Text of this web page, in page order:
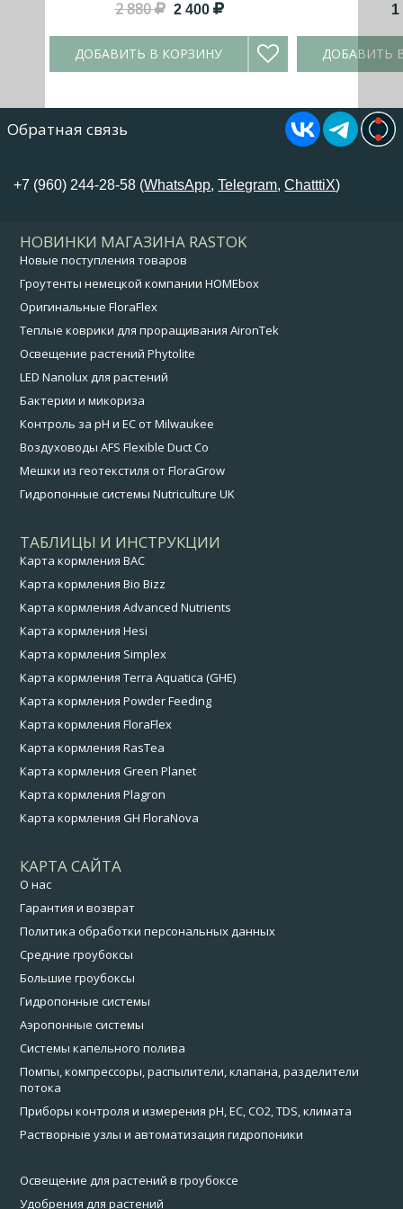
2 880 2 400
ДОБАВИТЬ В КОРЗИНУ ДОБАВИТЬ
Обратная связь
+7 (960) 244-28-58 (WhatsApp,Telegram,ChatttiX)
НОВИНКИ МАГАЗИНА RASTOK
Новые поступления товаров
Гроутенты немецкой компании HOMEbox
Оригинальные FloraFlex
Теплые коврики для проращивания AironTek
Освещение растений Phytolite
LED Nanolux для растений
Бактерии и микориза
Контроль за pH и EC от Milwaukee
Воздуховоды AFS Flexible Duct Co
Мешки из геотекстиля от FloraGrow
Гидропонные системы Nutriculture UK
ТАБЛИЦЫ И ИНСТРУКЦИИ
Карта кормления BAC
Карта кормления Bio Bizz
Карта кормления Advanced Nutrients
Карта кормления Hesi
Карта кормления Simplex
Карта кормления Terra Aquatica (GHE)
Карта кормления Powder Feeding
Карта кормления FloraFlex
Карта кормления RasTea
Карта кормления Green Planet
Карта кормления Plagron
Карта кормления GH FloraNova
КАРТА САЙТА
О нас
Гарантия и возврат
Политика обработки персональных данных
Средние гроубоксы
Большие гроубоксы
Гидропонные системы
Аэропонные системы
Системы капельного полива
Помпы, компрессоры, распылители, клапана, разделители
потока
Приборы контроля и измерения pH, EC, CO2, TDS, климата
Растворные узлы и автоматизация гидропоники
Освещение для растений в гроубоксе
Удобрения для растений